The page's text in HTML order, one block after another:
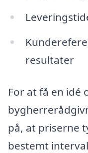
resultater
For at få en idé
på, at priserne
bestemt